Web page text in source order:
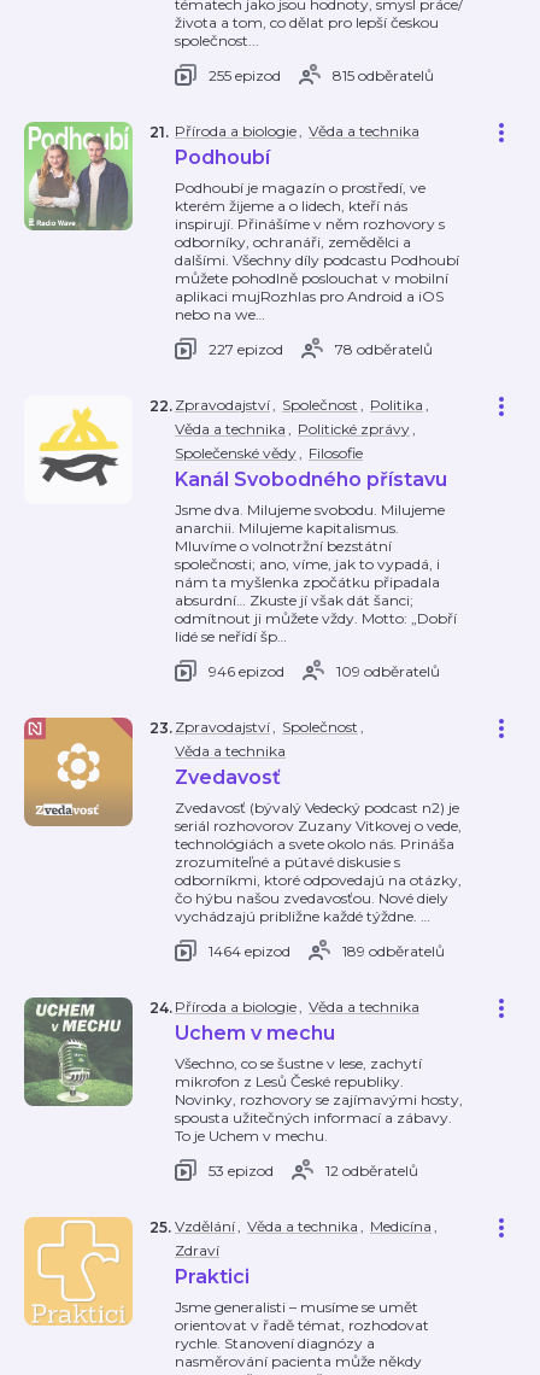
tématech jako jsou hodnoty, smysl práce/
života a tom, co dělat pro lepší českou
společnost...
255 epizod
815 odběratelů
Příroda a biologie, Věda a technika
Podhoubí
Podhoubí je magazín o prostředí, ve
kterém žijeme a o lidech, kteří nás
inspirují. Přinášíme v něm rozhovory s
odborníky, ochranáři, zemědělci a
dalšími. Všechny díly podcastu Podhoubí
můžete pohodlně poslouchat v mobilní
aplikaci mujRozhlas pro Android a iOS
nebo na we…
227 epizod
78 odběratelů
21.
Zpravodajství, Společnost , Politika ,
Věda a technika , Politické zprávy,
Společenské vědy, Filosofie
Kanál Svobodného přístavu
Jsme dva. Milujeme svobodu. Milujeme
anarchii. Milujeme kapitalismus.
Mluvíme o volnotržní bezstátní
společnosti; ano, víme, jak to vypadá, i
nám ta myšlenka zpočátku připadala
absurdní… Zkuste jí však dát šanci;
odmítnout ji můžete vždy. Motto: „Dobří
lidé se neřídí šp…
946 epizod
109 odběratelů
22.
Zpravodajství, Společnost ,
Věda a technika
Zvedavosť
Zvedavosť (bývalý Vedecký podcast n2) je
seriál rozhovorov Zuzany Vitkovej o vede,
technológiách a svete okolo nás. Prináša
zrozumiteľné a pútavé diskusie s
odborníkmi, ktoré odpovedajú na otázky,
čo hýbu našou zvedavosťou. Nové diely
vychádzajú približne každé týždne. …
1464 epizod
189 odběratelů
23.
Příroda a biologie, Věda a technika
Uchem v mechu
Všechno, co se šustne v lese, zachytí
mikrofon z Lesů České republiky.
Novinky, rozhovory se zajímavými hosty,
spousta užitečných informací a zábavy.
To je Uchem v mechu.
53 epizod
12 odběratelů
24.
Vzdělání, Věda a technika , Medicína ,
Zdraví
Praktici
Jsme generalisti – musíme se umět
orientovat v řadě témat, rozhodovat
rychle. Stanovení diagnózy a
nasměrování pacienta může někdy
25.